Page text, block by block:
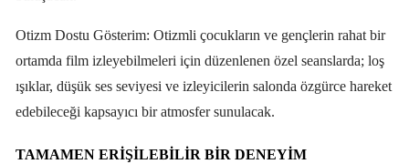
Otizm Dostu Gösterim: Otizmli çocukların ve gençlerin rahat bir
ortamda film izleyebilmeleri için düzenlenen özel seanslarda; loş
ışıklar, düşük ses seviyesi ve izleyicilerin salonda özgürce hareket
edebileceği kapsayıcı bir atmosfer sunulacak.
TAMAMEN ERIŞILEBILIR BIR DENEYIM